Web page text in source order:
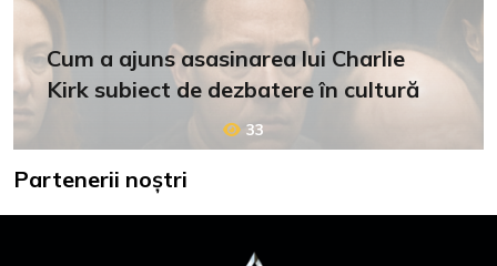
Cum a ajuns asasinarea lui Charlie
Kirk subiect de dezbatere în cultură
33
Partenerii noștri